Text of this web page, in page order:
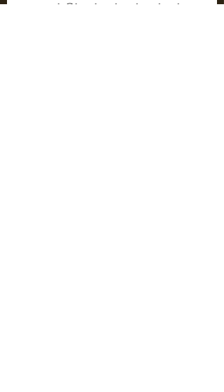
விரைவில் இப்படத்தின் டீசர், சிங்கிள்